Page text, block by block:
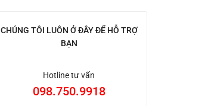
CHÚNG TÔI LUÔN Ở ĐÂY ĐỂ HỖ TRỢ
BẠN
Hotline tư vấn
098.750.9918